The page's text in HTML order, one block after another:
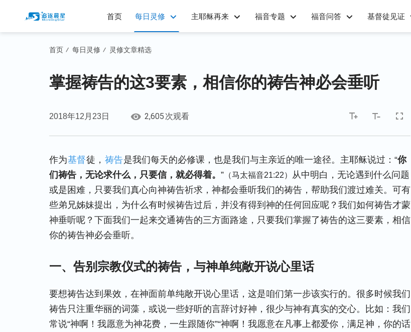
首页 每日灵修 主耶稣再来 福音专题 福音问答 基督徒见证
首页 / 每日灵修 / 灵修文章精选
掌握祷告的这3要素，相信你的祷告神必会垂听
2018年12月23日 2,605 次观看
作为基督徒， 祷告是我们每天的必修课，也是我们与主亲近的唯一途径。主耶稣说过：“你
们祷告，无论求什么，只要信，就必得着。 ” （马太福音21:22） 从中明白，无论遇到什么问题
或是困难，只要我们真心向神祷告祈求，神都会垂听我们的祷告，帮助我们渡过难关。可有
些弟兄姊妹提出，为什么有时候祷告过后，并没有得到神的任何回应呢？我们如何祷告才蒙
神垂听呢？下面我们一起来交通祷告的三方面路途，只要我们掌握了祷告的这三要素，相信
你的祷告神必会垂听。
一、告别宗教仪式的祷告，与神单纯敞开说心里话
要想祷告达到果效，在神面前单纯敞开说心里话，这是咱们第一步该实行的。很多时候我们
祷告只注重华丽的词藻，或说一些好听的言辞讨好神，很少与神有真实的交心。比如：我们
常说“神啊！我愿意为神花费，一生跟随你”“神啊！我愿意在凡事上都爱你，满足神，你的话